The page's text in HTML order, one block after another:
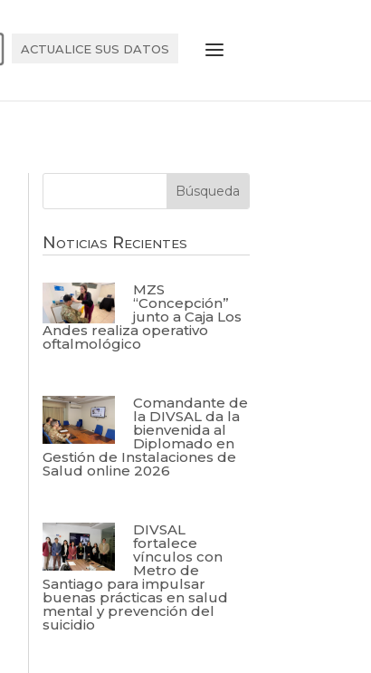
ACTUALICE SUS DATOS
Noticias Recientes
MZS
“Concepción”
junto a Caja Los
Andes realiza operativo
oftalmológico
Comandante de
la DIVSAL da la
bienvenida al
Diplomado en
Gestión de Instalaciones de
Salud online 2026
DIVSAL
fortalece
vínculos con
Metro de
Santiago para impulsar
buenas prácticas en salud
mental y prevención del
suicidio